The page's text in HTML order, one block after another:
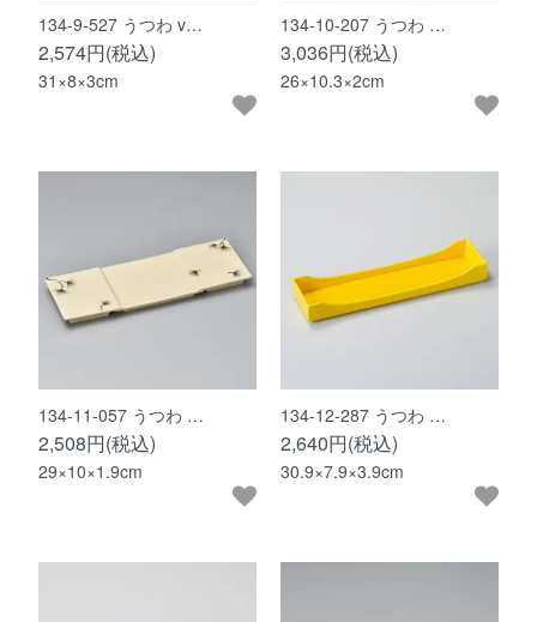
134-9-527 うつわ v…
2,574円(税込)
31×8×3cm
134-10-207 うつわ …
3,036円(税込)
26×10.3×2cm
134-11-057 うつわ …
2,508円(税込)
29×10×1.9cm
134-12-287 うつわ …
2,640円(税込)
30.9×7.9×3.9cm